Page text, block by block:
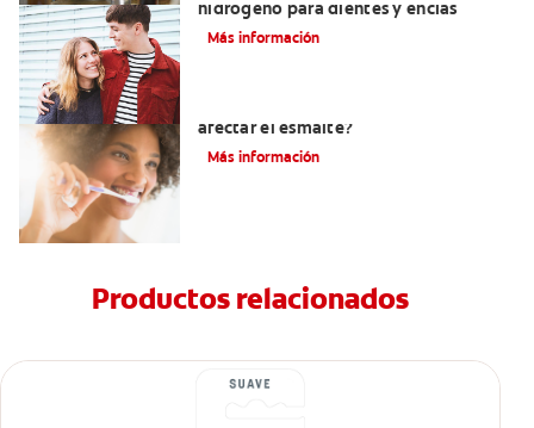
hidrógeno para dientes y encías
Más información
afectar el esmalte?
Más información
Productos relacionados